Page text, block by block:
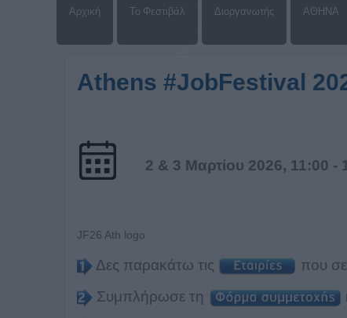
Αρχική Το Φεστιβάλ Διοργανωτής ΑΘΗΝΑ
Athens #JobFestival
2 & 3 Μαρτίου 2026, 11:00 -
JF26 Ath logo
Δες παρακάτω τις
που σε
Συμπλήρωσε τη